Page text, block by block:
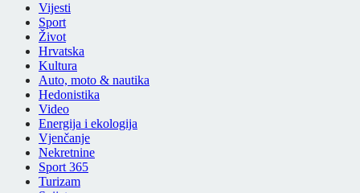
Vijesti
Sport
Život
Hrvatska
Kultura
Auto, moto & nautika
Hedonistika
Video
Energija i ekologija
Vjenčanje
Nekretnine
Sport 365
Turizam